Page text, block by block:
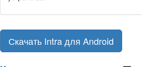
Скачать Intra для Android